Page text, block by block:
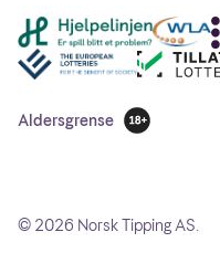
Andre lenker
Aldersgrense
18 år
© 2026 Norsk Tipping AS.